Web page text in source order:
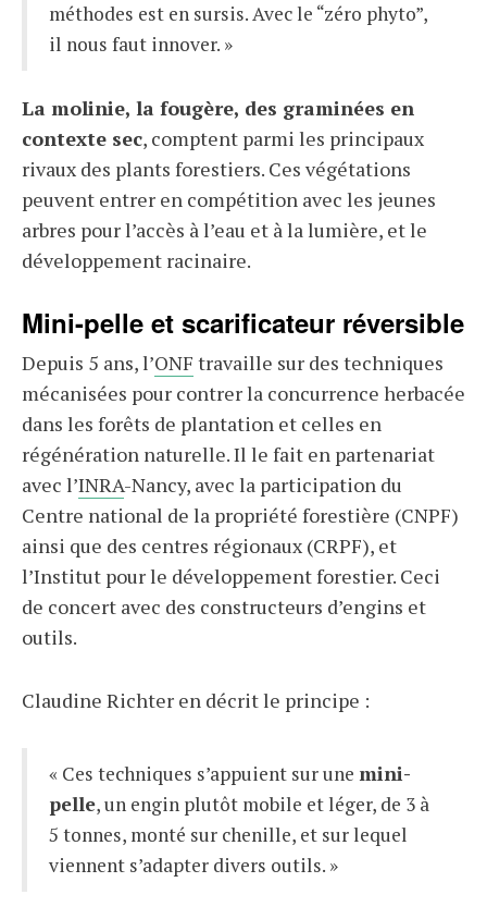
méthodes est en sursis. Avec le “zéro phyto”,
il nous faut innover. »
La molinie, la fougère, des graminées en
contexte sec, comptent parmi les principaux
rivaux des plants forestiers. Ces végétations
peuvent entrer en compétition avec les jeunes
arbres pour l’accès à l’eau et à la lumière, et le
développement racinaire.
Mini-pelle et scarificateur réversible
Depuis 5 ans, l’ONF travaille sur des techniques
mécanisées pour contrer la concurrence herbacée
dans les forêts de plantation et celles en
régénération naturelle. Il le fait en partenariat
avec l’INRA-Nancy, avec la participation du
Centre national de la propriété forestière (CNPF)
ainsi que des centres régionaux (CRPF), et
l’Institut pour le développement forestier. Ceci
de concert avec des constructeurs d’engins et
outils.
Claudine Richter en décrit le principe :
« Ces techniques s’appuient sur une mini-
pelle, un engin plutôt mobile et léger, de 3 à
5 tonnes, monté sur chenille, et sur lequel
viennent s’adapter divers outils. »